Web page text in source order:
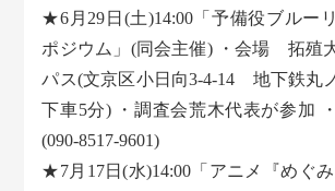
★6月29日(土)14:00「予備役ブルー
ポジウム」(同会主催) ・会場 拓殖
パス(文京区小日向3-4-14 地下鉄丸
下車5分) ・調査会荒木代表が参加
(090-8517-9601)
★7月17日(水)14:00「アニメ『めぐ